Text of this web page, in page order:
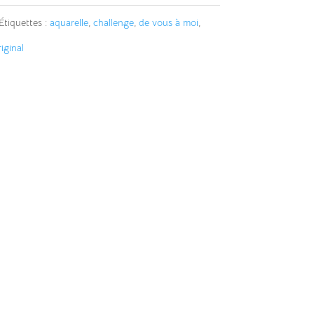
Étiquettes : aquarelle, challenge, de vous à moi,